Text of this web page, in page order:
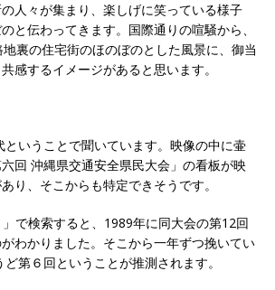
人々が集まり、楽しげに笑っている様子
と伝わってきます。国際通りの喧騒から、
裏の住宅街のほのぼのとした風景に、御当
感するイメージがあると思います。
いうことで聞いています。映像の中に壷
回 沖縄県交通安全県民大会」の看板が映
り、そこからも特定できそうです。
」で検索すると、1989年に同大会の第12回
わかりました。そこから一年ずつ挽いてい
第６回ということが推測されます。